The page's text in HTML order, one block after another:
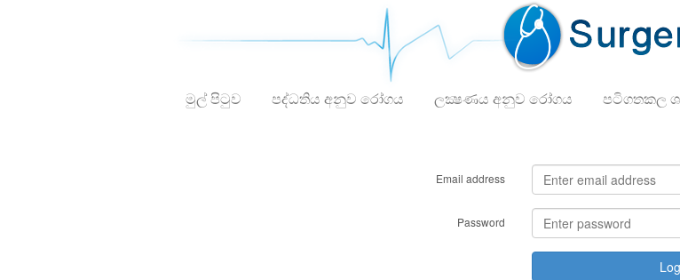
මුල් පිටුව පද්ධතිය අනුව රෝගය ලක්‍ෂණය අනුව රෝගය පටිගතකල
Email address
Password